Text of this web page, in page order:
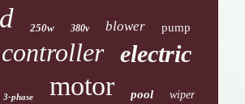
250w 380v blower pump
controller electric
3-phase motor pool wiper